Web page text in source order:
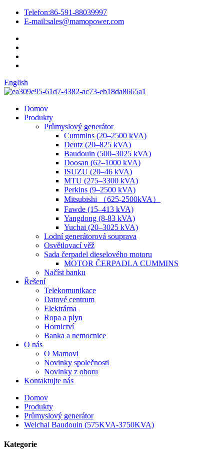
Telefon:86-591-88039997
E-mail:sales@mamopower.com
English
Domov
Produkty
Průmyslový generátor
Cummins (20–2500 kVA)
Deutz (20–825 kVA)
Baudouin (500–3025 kVA)
Doosan (62–1000 kVA)
ISUZU (20–46 kVA)
MTU (275–3300 kVA)
Perkins (9–2500 kVA)
Mitsubishi （625-2500kVA）
Fawde (15–413 kVA)
Yangdong (8-83 kVA)
Yuchai (20–3025 kVA)
Lodní generátorová souprava
Osvětlovací věž
Sada čerpadel dieselového motoru
MOTOR ČERPADLA CUMMINS
Načíst banku
Řešení
Telekomunikace
Datové centrum
Elektrárna
Ropa a plyn
Hornictví
Banka a nemocnice
O nás
O Mamovi
Novinky společnosti
Novinky z oboru
Kontaktujte nás
Domov
Produkty
Průmyslový generátor
Weichai Baudouin (575KVA-3750KVA)
Kategorie